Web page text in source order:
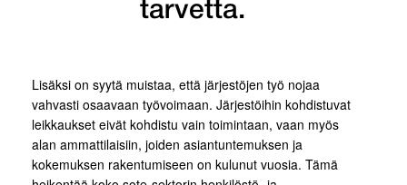
tarvetta.
Lisäksi on syytä muistaa, että järjestöjen työ nojaa
vahvasti osaavaan työvoimaan. Järjestöihin kohdistuvat
leikkaukset eivät kohdistu vain toimintaan, vaan myös
alan ammattilaisiin, joiden asiantuntemuksen ja
kokemuksen rakentumiseen on kulunut vuosia. Tämä